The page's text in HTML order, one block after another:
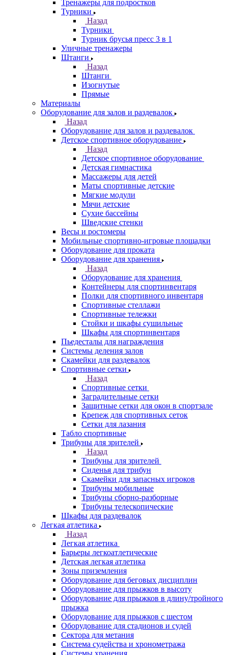
Тренажеры для подростков
Турники
Назад
Турники
Турник брусья пресс 3 в 1
Уличные тренажеры
Штанги
Назад
Штанги
Изогнутые
Прямые
Материалы
Оборудование для залов и раздевалок
Назад
Оборудование для залов и раздевалок
Детское спортивное оборудование
Назад
Детское спортивное оборудование
Детская гимнастика
Массажеры для детей
Маты спортивные детские
Мягкие модули
Мячи детские
Сухие бассейны
Шведские стенки
Весы и ростомеры
Мобильные спортивно-игровые площадки
Оборудование для проката
Оборудование для хранения
Назад
Оборудование для хранения
Контейнеры для спортинвентаря
Полки для спортивного инвентаря
Спортивные стеллажи
Спортивные тележки
Стойки и шкафы сушильные
Шкафы для спортинвентаря
Пьедесталы для награждения
Системы деления залов
Скамейки для раздевалок
Спортивные сетки
Назад
Спортивные сетки
Заградительные сетки
Защитные сетки для окон в спортзале
Крепеж для спортивных сеток
Сетки для лазания
Табло спортивные
Трибуны для зрителей
Назад
Трибуны для зрителей
Сиденья для трибун
Скамейки для запасных игроков
Трибуны мобильные
Трибуны сборно-разборные
Трибуны телескопические
Шкафы для раздевалок
Легкая атлетика
Назад
Легкая атлетика
Барьеры легкоатлетические
Детская легкая атлетика
Зоны приземления
Оборудование для беговых дисциплин
Оборудование для прыжков в высоту
Оборудование для прыжков в длину/тройного
прыжка
Оборудование для прыжков с шестом
Оборудование для стадионов и судей
Сектора для метания
Система судейства и хронометража
Системы хранения